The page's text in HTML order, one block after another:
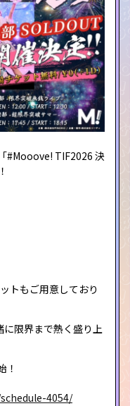
#Mooove! TIF2026 決
トもご用意しており
限界まで熱く盛り上
！
4054/